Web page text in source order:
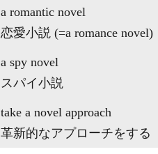
a romantic novel
恋愛小説 (=a romance novel)
a spy novel
スパイ小説
take a novel approach
革新的なアプローチをする